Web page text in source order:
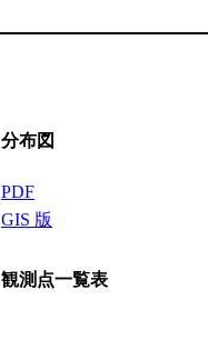
分布図
PDF
GIS 版
観測点一覧表